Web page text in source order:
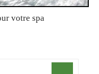
votre spa